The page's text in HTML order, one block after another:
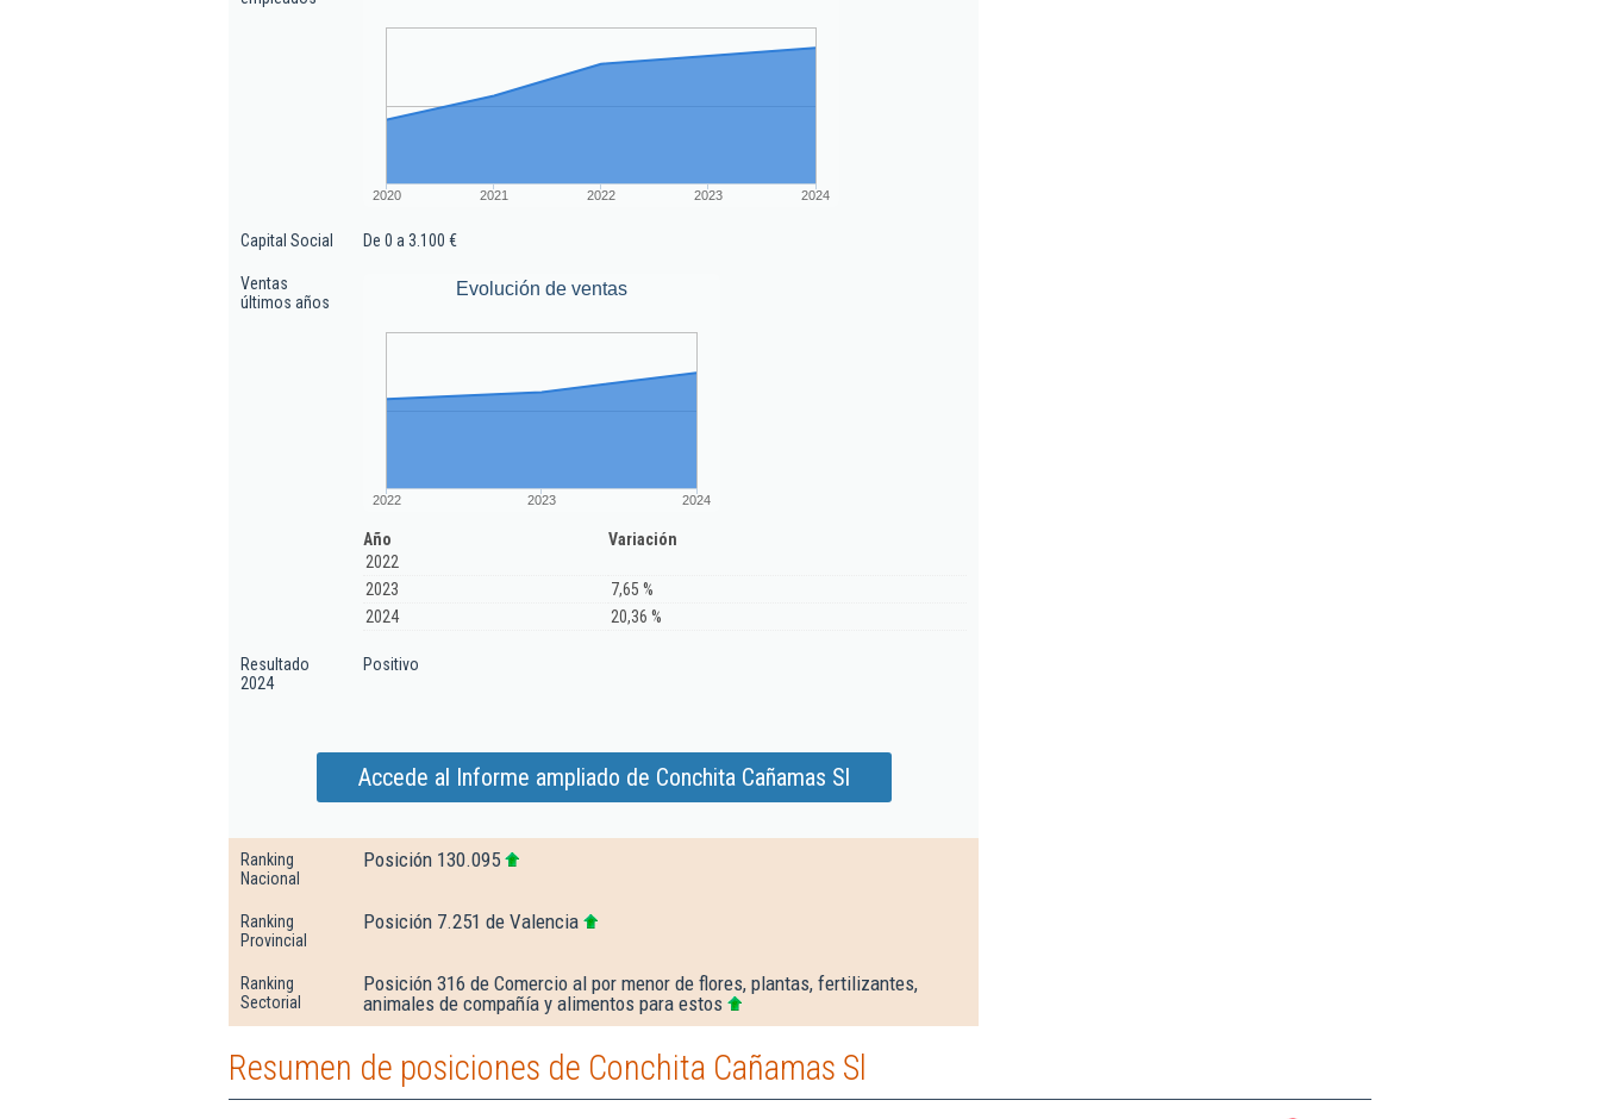
2020 2021 2022 2023 2024
Capital Social De 0 a 3.100 €
Ventas
últimos años
Evolución de ventas
2022 2023 2024
Año
Variación
2022
2023
7,65 %
2024
20,36 %
Resultado
2024
Positivo
Accede al Informe ampliado de Conchita Cañamas Sl
Ranking
Nacional
Posición 130.095
Ranking
Provincial
Posición 7.251 de Valencia
Ranking
Sectorial
Posición 316 de Comercio al por menor de flores, plantas, fertilizantes,
animales de compañía y alimentos para estos
Resumen de posiciones de Conchita Cañamas Sl